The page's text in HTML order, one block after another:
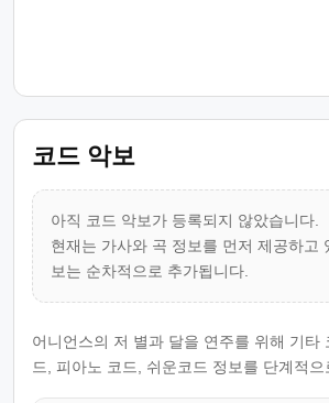
코드 악보
아직 코드 악보가 등록되지 않았습니다.
현재는 가사와 곡 정보를 먼저 제공하고
보는 순차적으로 추가됩니다.
어니언스의 저 별과 달을 연주를 위해 기타
드, 피아노 코드, 쉬운코드 정보를 단계적으